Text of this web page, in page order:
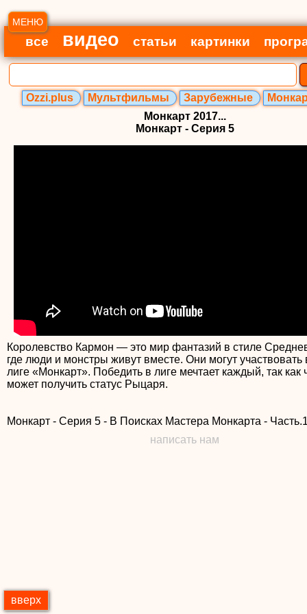
МЕНЮ
все видео статьи картинки
Ozzi.plus Мультфильмы Зарубежные
Монкарт 2017...
Монкарт - Серия 5
Королевство Кармон — это мир фантазий в стиле
где люди и монстры живут вместе. Они могут участвовать
лиге «Монкарт». Победить в лиге мечтает каждый, так как
может получить статус Рыцаря.
Монкарт - Серия 5 - В Поисках Мастера Монкарта -
написать нам
вверх